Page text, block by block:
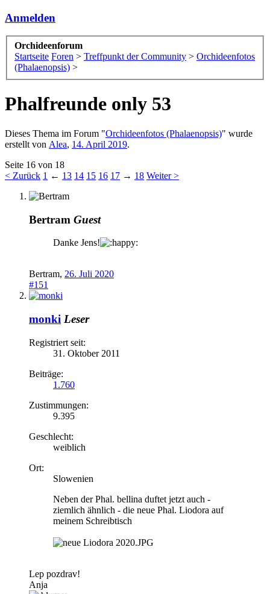
Anmelden
Orchideenforum
Startseite Foren > Treffpunkt der Community > Orchideenfotos
(Phalaenopsis) >
Phalfreunde only 53
Dieses Thema im Forum "Orchideenfotos (Phalaenopsis)" wurde
erstellt von Alea, 14. April 2019.
Seite 16 von 18
< Zurück 1 ← 13 14 15 16 17 → 18 Weiter >
Bertram Guest
Danke Jens!
Bertram, 26. Juli 2020
#151
monki Leser
Registriert seit:
31. Oktober 2011
Beiträge:
1.760
Zustimmungen:
9.395
Geschlecht:
weiblich
Ort:
Slowenien
Neben der Phal. bellina duftet jetzt auch -
ziemlich ähnlich - die neue Phal. Liodora auf
meinem Schreibtisch
Lep pozdrav!
Anja